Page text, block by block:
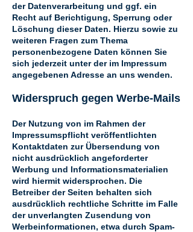
der Datenverarbeitung und ggf. ein
Recht auf Berichtigung, Sperrung oder
Löschung dieser Daten. Hierzu sowie zu
weiteren Fragen zum Thema
personenbezogene Daten können Sie
sich jederzeit unter der im Impressum
angegebenen Adresse an uns wenden.
Widerspruch gegen Werbe-Mails
Der Nutzung von im Rahmen der
Impressumspflicht veröffentlichten
Kontaktdaten zur Übersendung von
nicht ausdrücklich angeforderter
Werbung und Informationsmaterialien
wird hiermit widersprochen. Die
Betreiber der Seiten behalten sich
ausdrücklich rechtliche Schritte im Falle
der unverlangten Zusendung von
Werbeinformationen, etwa durch Spam-